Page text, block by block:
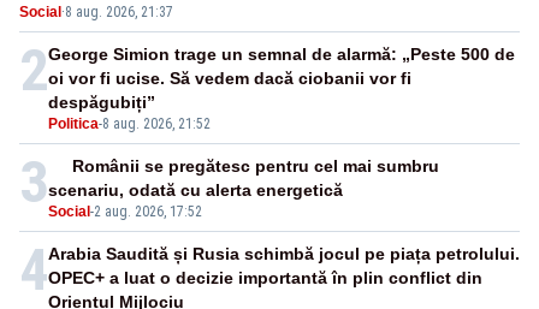
nepermis
Social ·8 aug. 2026, 21:37
2
Politica-8 aug. 2026, 21:52
George Simion trage un semnal de alarmă: „Peste 500 de
oi vor fi ucise. Să vedem dacă ciobanii vor fi
despăgubiți”
3Social -2 aug. 2026, 17:52
Românii se pregătesc pentru cel mai sumbru
scenariu, odată cu alerta energetică
4Arabia Saudită și Rusia schimbă jocul pe piața petrolului.
OPEC+ a luat o decizie importantă în plin conflict din
Orientul Mijlociu